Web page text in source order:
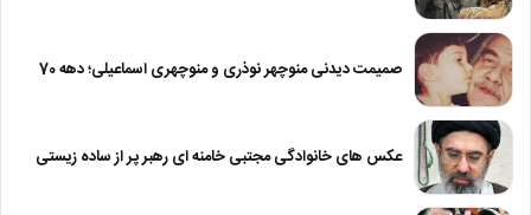
صمیمت دیدنی منوچهر نوذری و منوچهری اسماعیلی؛ دهه 70
عکس های خانوادگی مجتبی خامنه ای رهبر پر از ساده زیستی